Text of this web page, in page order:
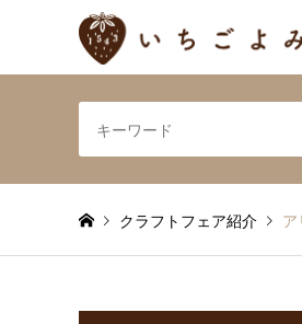
クラフトフェア紹介 ア